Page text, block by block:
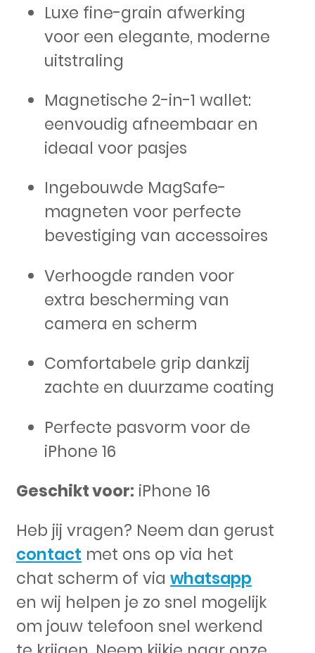
Luxe fine-grain afwerking
voor een elegante, moderne
uitstraling
Magnetische 2-in-1 wallet:
eenvoudig afneembaar en
ideaal voor pasjes
Ingebouwde MagSafe-
magneten voor perfecte
bevestiging van accessoires
Verhoogde randen voor
extra bescherming van
camera en scherm
Comfortabele grip dankzij
zachte en duurzame coating
Perfecte pasvorm voor de
iPhone 16
Geschikt voor: iPhone 16
Heb jij vragen? Neem dan gerust
contact met ons op via het
chat scherm of via whatsapp
en wij helpen je zo snel mogelijk
om jouw telefoon snel werkend